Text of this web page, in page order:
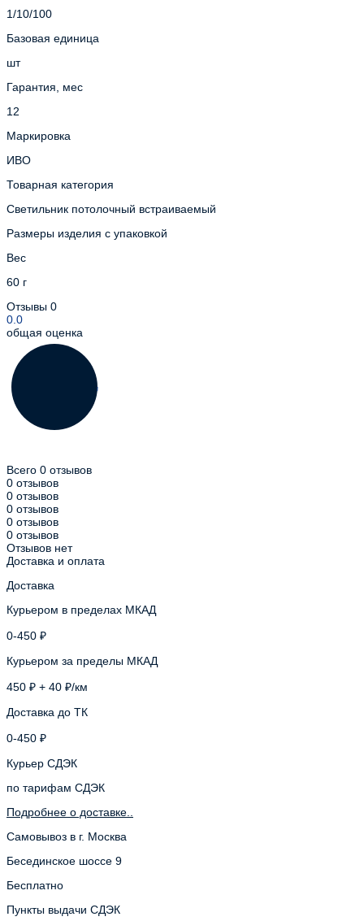
1/10/100
Базовая единица
шт
Гарантия, мес
12
Маркировка
ИВО
Товарная категория
Светильник потолочный встраиваемый
Размеры изделия с упаковкой
Вес
60 г
Отзывы 0
0.0
общая оценка
Всего 0 отзывов
0 отзывов
0 отзывов
0 отзывов
0 отзывов
0 отзывов
Отзывов нет
Доставка и оплата
Доставка
Курьером в пределах МКАД
0-450 ₽
Курьером за пределы МКАД
450 ₽ + 40 ₽/км
Доставка до ТК
0-450 ₽
Курьер СДЭК
по тарифам СДЭК
Подробнее о доставке..
Самовывоз в г. Москва
Бесединское шоссе 9
Бесплатно
Пункты выдачи СДЭК